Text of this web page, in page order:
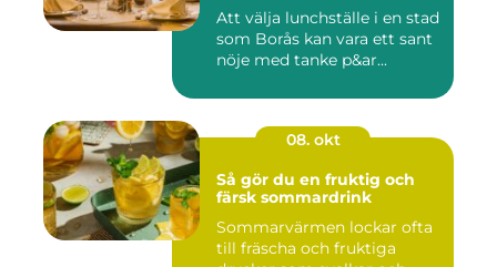
Att välja lunchställe i en stad
som Borås kan vara ett sant
nöje med tanke p&ar...
08. okt
Så gör du en fruktig och
färsk sommardrink
Sommarvärmen lockar ofta
till fräscha och fruktiga